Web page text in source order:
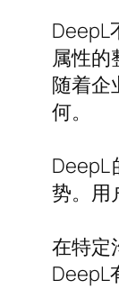
DeepL
属性的
随着企
何。
DeepL
势。用
在特定
DeepL